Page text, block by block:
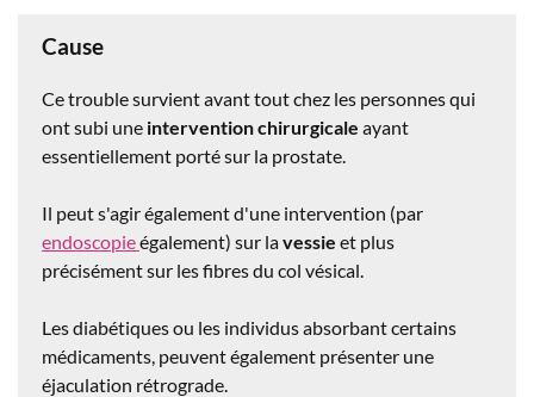
Cause
Ce trouble survient avant tout chez les personnes qui
ont subi une intervention chirurgicale ayant
essentiellement porté sur la prostate.
Il peut s'agir également d'une intervention (par
endoscopieégalement) sur lavessie et plus
précisément sur les fibres du col vésical.
Les diabétiques ou les individus absorbant certains
médicaments, peuvent également présenter une
éjaculation rétrograde.